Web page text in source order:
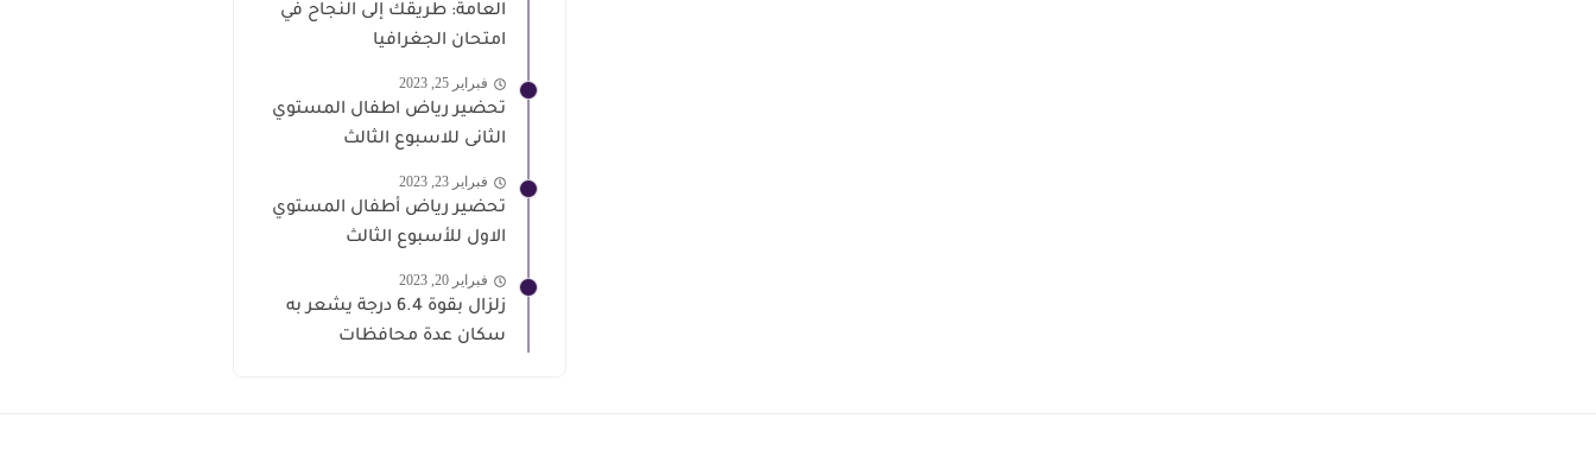
العامة: طريقك إلى النجاح في
امتحان الجغرافيا
فبراير 25, 2023
تحضير رياض اطفال المستوي
الثانى للاسبوع الثالث
فبراير 23, 2023
تحضير رياض أطفال المستوي
الاول للأسبوع الثالث
فبراير 20, 2023
زلزال بقوة 6.4 درجة يشعر به
سكان عدة محافظات